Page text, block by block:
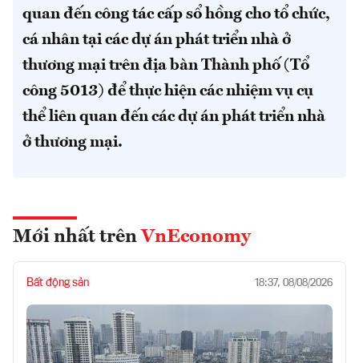
quan đến công tác cấp sổ hồng cho tổ chức,
cá nhân tại các dự án phát triển nhà ở
thương mại trên địa bàn Thành phố (Tổ
công 5013) để thực hiện các nhiệm vụ cụ
thể liên quan đến các dự án phát triển nhà
ở thương mại.
Mới nhất trên VnEconomy
Bất động sản 18:37, 08/08/2026